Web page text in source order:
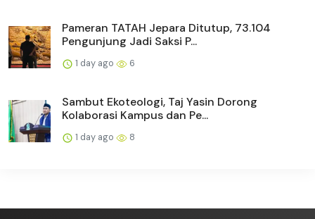
Pameran TATAH Jepara Ditutup, 73.104
Pengunjung Jadi Saksi P...
1 day ago 6
Sambut Ekoteologi, Taj Yasin Dorong
Kolaborasi Kampus dan Pe...
1 day ago 8